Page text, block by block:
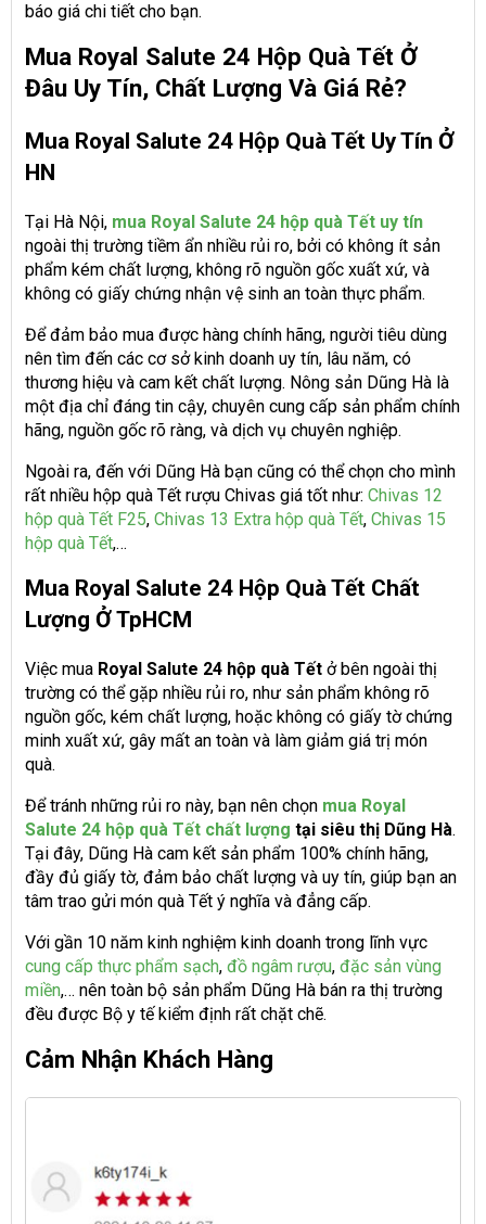
báo giá chi tiết cho bạn.
Mua Royal Salute 24 Hộp Quà Tết Ở
Đâu Uy Tín, Chất Lượng Và Giá Rẻ?
Mua Royal Salute 24 Hộp Quà Tết Uy Tín Ở
HN
Tại Hà Nội, mua Royal Salute 24 hộp quà Tết uy tín
ngoài thị trường tiềm ẩn nhiều rủi ro, bởi có không ít sản
phẩm kém chất lượng, không rõ nguồn gốc xuất xứ, và
không có giấy chứng nhận vệ sinh an toàn thực phẩm.
Để đảm bảo mua được hàng chính hãng, người tiêu dùng
nên tìm đến các cơ sở kinh doanh uy tín, lâu năm, có
thương hiệu và cam kết chất lượng. Nông sản Dũng Hà là
một địa chỉ đáng tin cậy, chuyên cung cấp sản phẩm chính
hãng, nguồn gốc rõ ràng, và dịch vụ chuyên nghiệp.
Ngoài ra, đến với Dũng Hà bạn cũng có thể chọn cho mình
rất nhiều hộp quà Tết rượu Chivas giá tốt như: Chivas 12
hộp quà Tết F25, Chivas 13 Extra hộp quà Tết, Chivas 15
hộp quà Tết,…
Mua Royal Salute 24 Hộp Quà Tết Chất
Lượng Ở TpHCM
Việc mua Royal Salute 24 hộp quà Tết ở bên ngoài thị
trường có thể gặp nhiều rủi ro, như sản phẩm không rõ
nguồn gốc, kém chất lượng, hoặc không có giấy tờ chứng
minh xuất xứ, gây mất an toàn và làm giảm giá trị món
quà.
Để tránh những rủi ro này, bạn nên chọn mua Royal
Salute 24 hộp quà Tết chất lượng tại siêu thị Dũng Hà.
Tại đây, Dũng Hà cam kết sản phẩm 100% chính hãng,
đầy đủ giấy tờ, đảm bảo chất lượng và uy tín, giúp bạn an
tâm trao gửi món quà Tết ý nghĩa và đẳng cấp.
Với gần 10 năm kinh nghiệm kinh doanh trong lĩnh vực
cung cấp thực phẩm sạch, đồ ngâm rượu, đặc sản vùng
miền,… nên toàn bộ sản phẩm Dũng Hà bán ra thị trường
đều được Bộ y tế kiểm định rất chặt chẽ.
Cảm Nhận Khách Hàng